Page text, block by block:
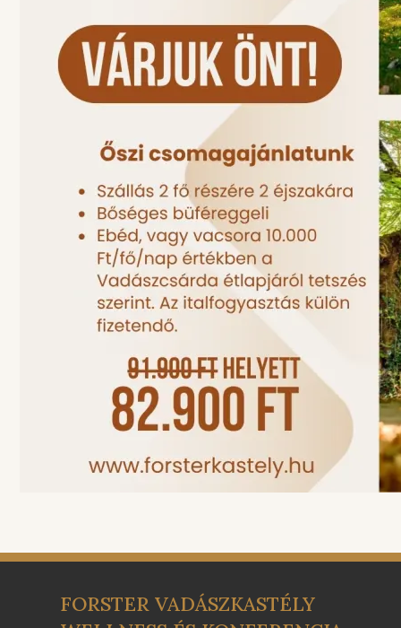
FORSTER VADÁSZKASTÉLY